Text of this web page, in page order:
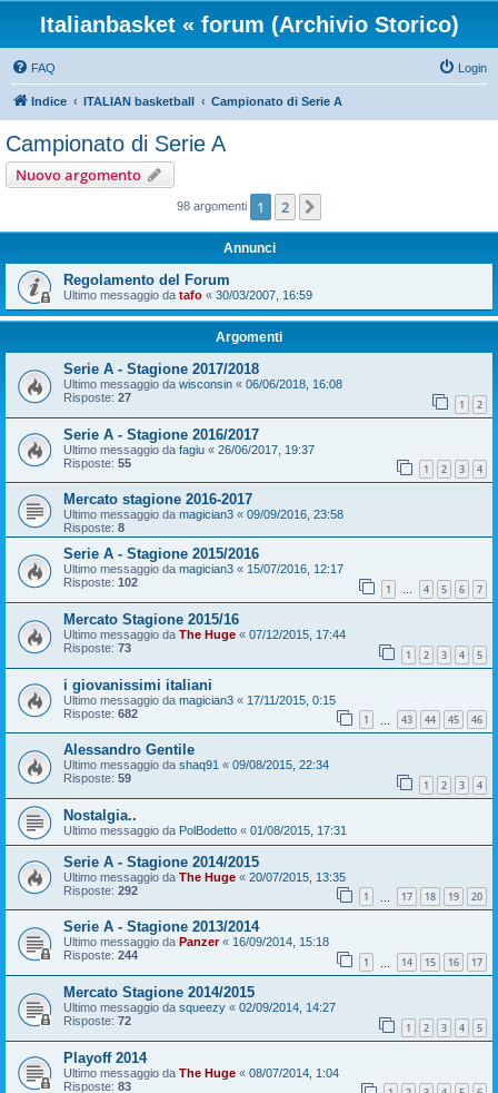
Italianbasket « forum (Archivio Storico)
FAQ Login
Indice ITALIAN basketball Campionato di Serie A
Campionato di Serie A
Nuovo argomento
98 argomenti 1 2
Annunci
Regolamento del Forum
Ultimo messaggio da tafo « 30/03/2007, 16:59
Argomenti
Serie A - Stagione 2017/2018
Ultimo messaggio da wisconsin « 06/06/2018, 16:08
Risposte: 27 1 2
Serie A - Stagione 2016/2017
Ultimo messaggio da fagiu « 26/06/2017, 19:37
Risposte: 55 1 2 3 4
Mercato stagione 2016-2017
Ultimo messaggio da magician3 « 09/09/2016, 23:58
Risposte: 8
Serie A - Stagione 2015/2016
Ultimo messaggio da magician3 « 15/07/2016, 12:17
Risposte: 102 1 … 4 5 6 7
Mercato Stagione 2015/16
Ultimo messaggio da The Huge « 07/12/2015, 17:44
Risposte: 73 1 2 3 4 5
i giovanissimi italiani
Ultimo messaggio da magician3 « 17/11/2015, 0:15
Risposte: 682 1 43 44 45 46
Alessandro Gentile
Ultimo messaggio da shaq91 « 09/08/2015, 22:34
Risposte: 59 1 2 3 4
Nostalgia..
Ultimo messaggio da PolBodetto « 01/08/2015, 17:31
Serie A - Stagione 2014/2015
Ultimo messaggio da The Huge « 20/07/2015, 13:35
Risposte: 292 1 17 18 19 20
Serie A - Stagione 2013/2014
Ultimo messaggio da Panzer« 16/09/2014, 15:18
Risposte: 244 1 14 15 16 17
Mercato Stagione 2014/2015
Ultimo messaggio da squeezy « 02/09/2014, 14:27
Risposte: 72 1 2 3 4 5
Playoff 2014
Ultimo messaggio da The Huge « 08/07/2014, 1:04
Risposte: 83